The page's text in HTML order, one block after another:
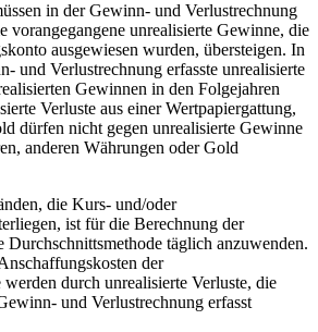
in der Gewinn- und Verlustrechnung
vorangegangene unrealisierte Gewinne, die
ausgewiesen wurden, übersteigen. In
und Verlustrechnung erfasste unrealisierte
Gewinnen in den Folgejahren
Verluste aus einer Wertpapiergattung,
dürfen nicht gegen unrealisierte Gewinne
anderen Währungen oder Gold
die Kurs- und/oder
ist für die Berechnung der
Durchschnittsmethode täglich anzuwenden.
der
werden durch unrealisierte Verluste, die
und Verlustrechnung erfasst